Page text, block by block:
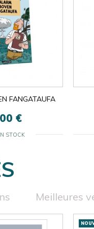
FANGATAUFA
€
STOCK
Meilleures